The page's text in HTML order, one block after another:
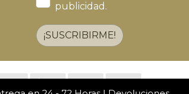
publicidad.
¡SUSCRIBIRME!